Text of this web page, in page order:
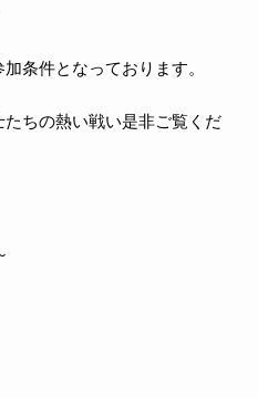
条件となっております。
ちの熱い戦い是非ご覧くだ